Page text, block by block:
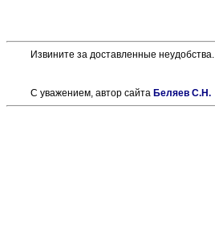
Извините за доставленные неудобства.
С уважением, автор сайта Беляев С.Н.